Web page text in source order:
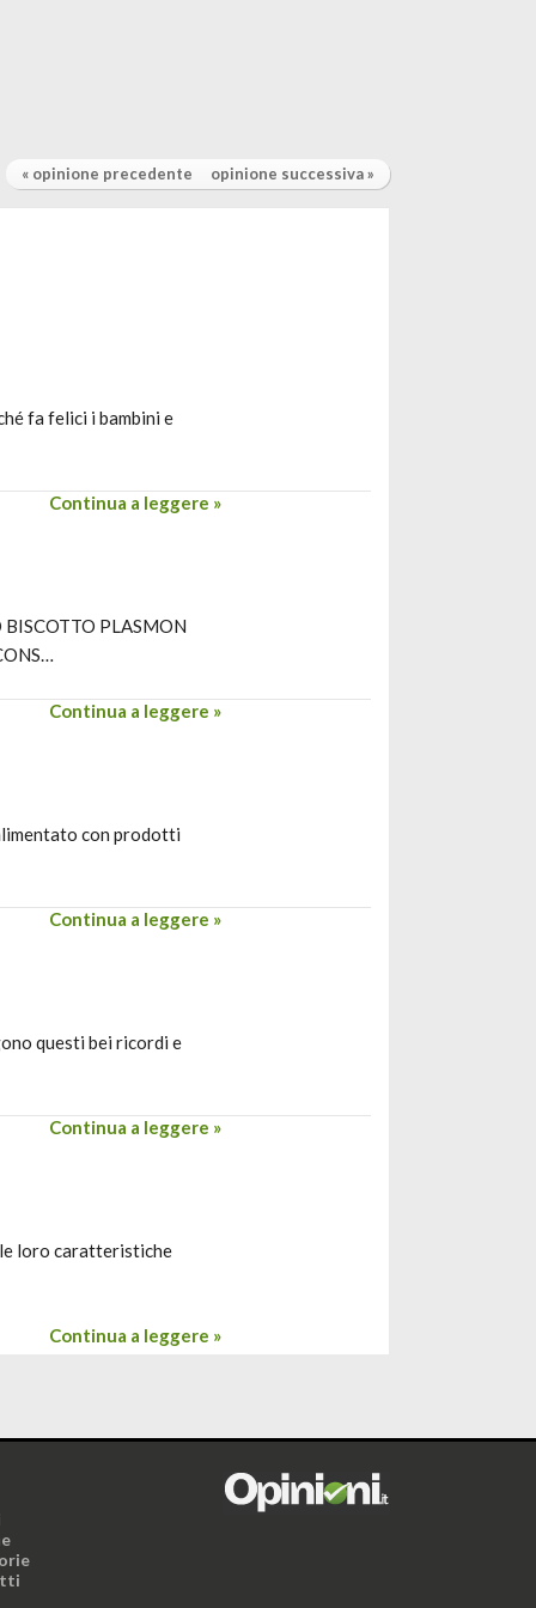
« opinione precedente opinione successiva »
fa felici i bambini e
Continua a leggere »
BISCOTTO PLASMON
Continua a leggere »
con prodotti
Continua a leggere »
questi bei ricordi e
Continua a leggere »
loro caratteristiche
Continua a leggere »